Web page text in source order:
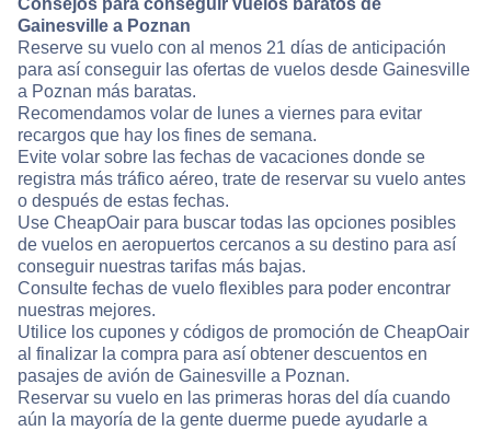
Consejos para conseguir vuelos baratos de
Gainesville a Poznan
Reserve su vuelo con al menos 21 días de anticipación
para así conseguir las ofertas de vuelos desde Gainesville
a Poznan más baratas.
Recomendamos volar de lunes a viernes para evitar
recargos que hay los fines de semana.
Evite volar sobre las fechas de vacaciones donde se
registra más tráfico aéreo, trate de reservar su vuelo antes
o después de estas fechas.
Use CheapOair para buscar todas las opciones posibles
de vuelos en aeropuertos cercanos a su destino para así
conseguir nuestras tarifas más bajas.
Consulte fechas de vuelo flexibles para poder encontrar
nuestras mejores.
Utilice los cupones y códigos de promoción de CheapOair
al finalizar la compra para así obtener descuentos en
pasajes de avión de Gainesville a Poznan.
Reservar su vuelo en las primeras horas del día cuando
aún la mayoría de la gente duerme puede ayudarle a